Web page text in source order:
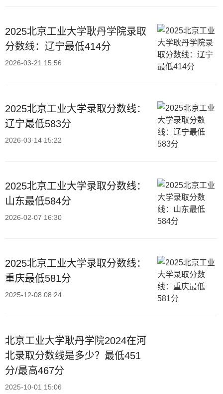
2025北京工业大学耿丹学院录取
分数线：辽宁最低414分
2026-03-21 15:56
2025北京工业大学录取分数线：
辽宁最低583分
2026-03-14 15:22
2025北京工业大学录取分数线：
山东最低584分
2026-02-07 16:30
2025北京工业大学录取分数线：
重庆最低581分
2025-12-08 08:24
北京工业大学耿丹学院2024在河
北录取分数线是多少？最低451
分/最高467分
2025-10-01 15:06